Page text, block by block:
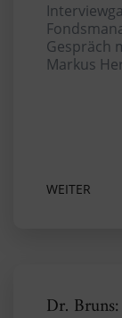
Gespräch
Markus
WEITER
Dr.